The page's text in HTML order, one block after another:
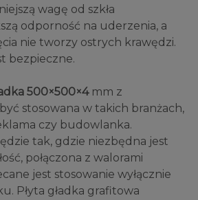
wagę od szkła
odporność na uderzenia, a
nie tworzy ostrych krawędzi.
bezpieczne.
500×500×4mm z
stosowana w takich branżach,
czy budowlanka.
tak, gdzie niezbędna jest
połączona z walorami
jest stosowanie wyłącznie
Płyta gładka grafitowa